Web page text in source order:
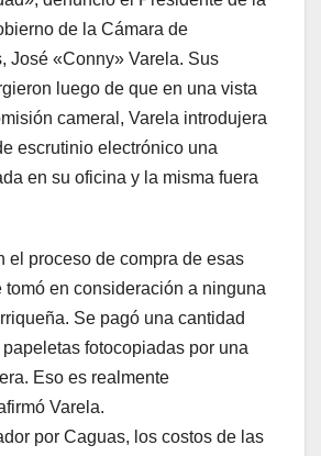
de la Cámara de
José «Conny» Varela. Sus
luego de que en una vista
cameral, Varela introdujera
escrutinio electrónico una
en su oficina y la misma fuera
el proceso de compra de esas
tomó en consideración a ninguna
Se pagó una cantidad
fotocopiadas por una
Eso es realmente
Varela.
por Caguas, los costos de las